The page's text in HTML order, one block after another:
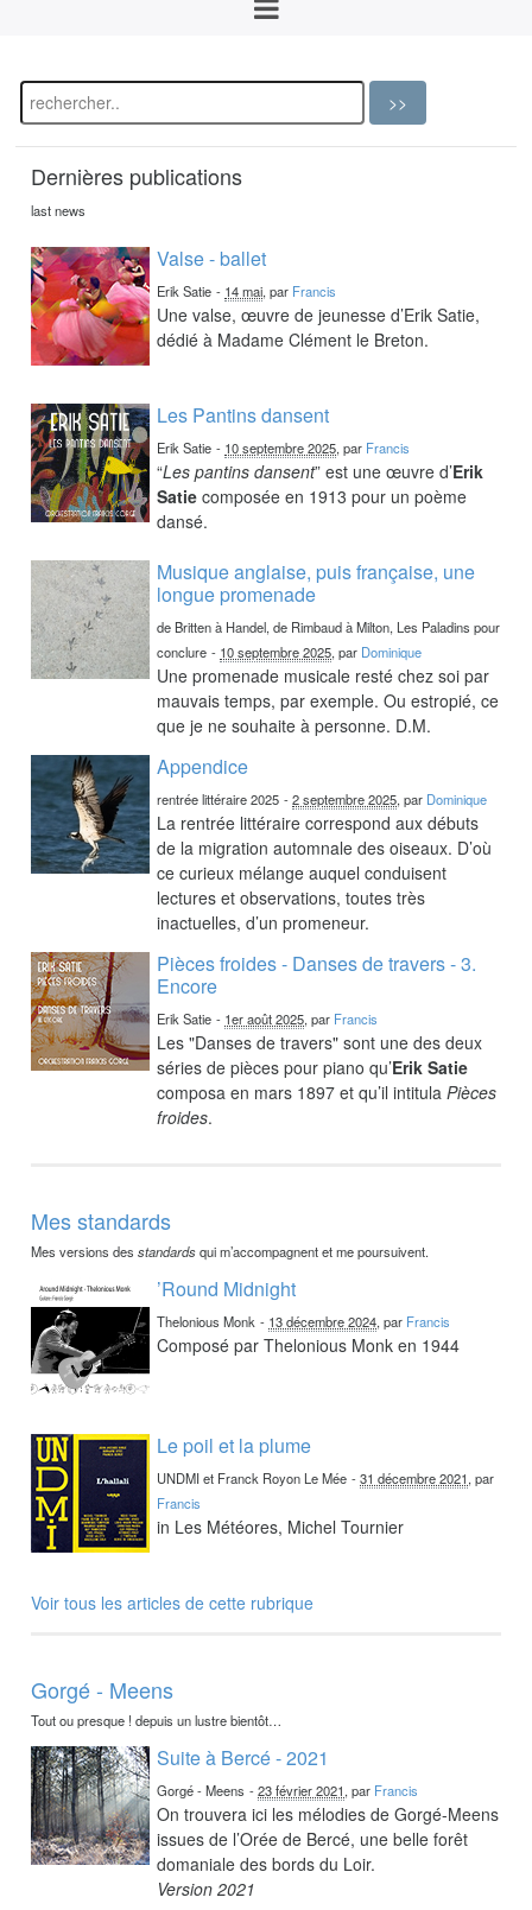
Dernières publications
last news
Valse - ballet
Erik Satie - 14 mai, par Francis
Une valse, œuvre de jeunesse d’Erik Satie,
dédié à Madame Clément le Breton.
Les Pantins dansent
Erik Satie - 10 septembre 2025, par Francis
“Les pantins dansent” est une œuvre d’Erik
Satie composée en 1913 pour un poème
dansé.
Musique anglaise, puis française, une
longue promenade
de Britten à Handel, de Rimbaud à Milton, Les Paladins pour
conclure - 10 septembre 2025, par Dominique
Une promenade musicale resté chez soi par
mauvais temps, par exemple. Ou estropié, ce
que je ne souhaite à personne. D.M.
Appendice
rentrée littéraire 2025 -2 septembre 2025, par Dominique
La rentrée littéraire correspond aux débuts
de la migration automnale des oiseaux. D’où
ce curieux mélange auquel conduisent
lectures et observations, toutes très
inactuelles, d’un promeneur.
Pièces froides - Danses de travers - 3.
Encore
Erik Satie - 1er août 2025, par Francis
Les "Danses de travers" sont une des deux
séries de pièces pour piano qu’Erik Satie
composa en mars 1897 et qu’il intitulaPièces
froides.
Mes standards
Mes versions desstandardsqui m’accompagnent et me poursuivent.
’Round Midnight
Thelonious Monk - 13 décembre 2024, par Francis
Composé par Thelonious Monk en 1944
Le poil et la plume
UNDMI et Franck Royon Le Mée -31 décembre 2021, par
Francis
in Les Météores, Michel Tournier
Voir tous les articles de cette rubrique
Gorgé - Meens
Tout ou presque ! depuis un lustre bientôt…
Suite à Bercé - 2021
Gorgé - Meens -23 février 2021, par Francis
On trouvera ici les mélodies de Gorgé-Meens
issues de l’Orée de Bercé, une belle forêt
domaniale des bords du Loir.
Version 2021